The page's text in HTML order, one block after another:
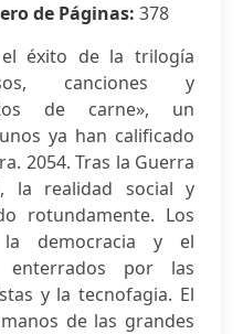
de Páginas: 378
éxito de la trilogía
canciones y
de carne», un
ya han calificado
2054. Tras la Guerra
la realidad social y
rotundamente. Los
democracia y el
enterrados por las
y la tecnofagia. El
de las grandes